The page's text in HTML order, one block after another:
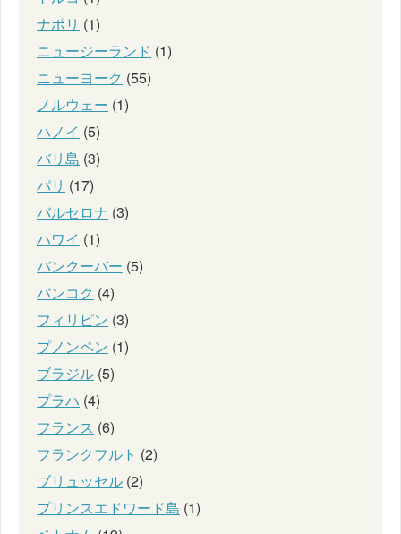
ナポリ (1)
ニュージーランド (1)
ニューヨーク (55)
ノルウェー (1)
ハノイ (5)
バリ島 (3)
パリ (17)
バルセロナ (3)
ハワイ (1)
バンクーバー (5)
バンコク (4)
フィリピン (3)
プノンペン (1)
ブラジル (5)
プラハ (4)
フランス (6)
フランクフルト (2)
ブリュッセル (2)
プリンスエドワード島 (1)